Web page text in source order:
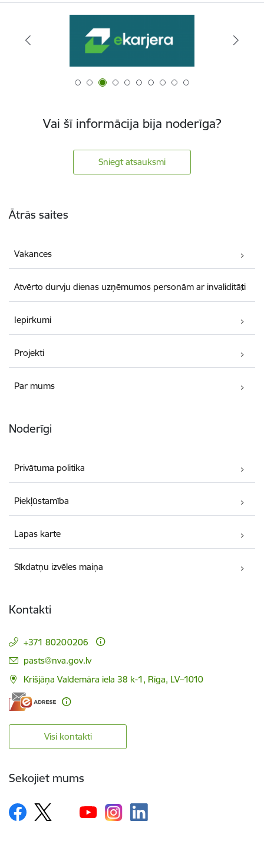
Vai šī informācija bija noderīga?
Sniegt atsauksmi
Ātrās saites
Vakances
Atvērto durvju dienas uzņēmumos personām ar invaliditāti
Iepirkumi
Projekti
Par mums
Noderīgi
Privātuma politika
Piekļūstamība
Lapas karte
Sīkdatņu izvēles maiņa
Kontakti
+371 80200206
E-pasts:
pasts@nva.gov.lv
Krišjāņa Valdemāra iela 38 k-1, Rīga, LV–1010
Visi kontakti
Sekojiet mums